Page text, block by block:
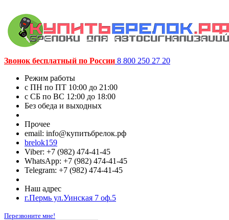
Звонок бесплатный по России 8 800 250 27 20
Режим работы
c ПН по ПТ 10:00 до 21:00
c СБ по ВС 12:00 до 18:00
Без обеда и выходных
Прочее
email: info@купитьбрелок.рф
brelok159
Viber: +7 (982) 474-41-45
WhatsApp: +7 (982) 474-41-45
Telegram: +7 (982) 474-41-45
Наш адрес
г.Пермь ул.Уинская 7 оф.5
Перезвоните мне!